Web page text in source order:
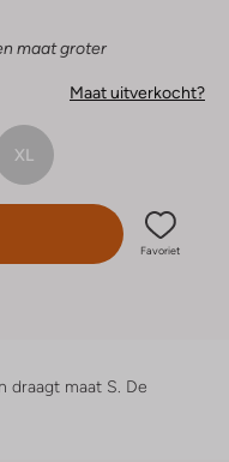
maat groter
Maat uitverkocht?
XL
Favoriet
draagt maat S. De